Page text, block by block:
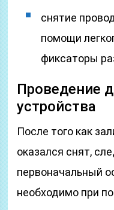
снятие
помощи
фиксаторы
Проведение
устройства
После того как
оказался снят,
первоначальный
необходимо при